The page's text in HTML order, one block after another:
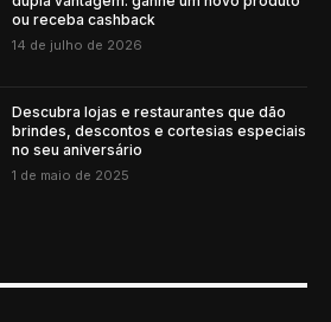
ou receba cashback
14 de julho de 2026
Descubra lojas e restaurantes que dão
brindes, descontos e cortesias especiais
no seu aniversário
1 de maio de 2025